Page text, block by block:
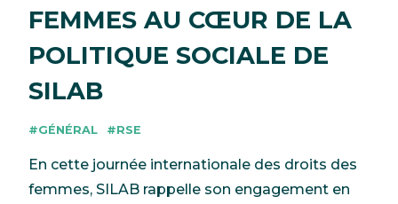
FEMMES AU CŒUR DE LA
POLITIQUE SOCIALE DE
SILAB
#GÉNÉRAL #RSE
En cette journée internationale des droits des
femmes, SILAB rappelle son engagement en